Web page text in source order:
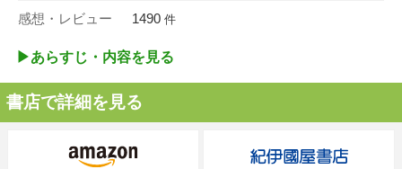
感想・レビュー 1490 件
▶︎あらすじ・内容を見る
書店で詳細を見る